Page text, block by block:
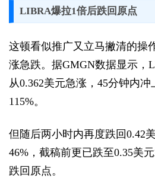
LIBRA爆拉1倍后跌回原点
这顿看似推广又立马撇清的操
涨急跌。据GMGN数据显示，
从0.362美元急涨，45分钟内
115%。
但随后两小时内再度跌回0.42
46%，截稿前更已跌至0.35美
跌回原点。